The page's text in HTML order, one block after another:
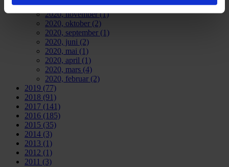
2020, desember(3)
2020, november(1)
2020, oktober (2)
2020, september (1)
2020, juni (2)
2020, mai (1)
2020, april (1)
2020, mars (4)
2020, februar (2)
2019 (77)
2018 (91)
2017 (141)
2016 (185)
2015 (35)
2014 (3)
2013 (1)
2012 (1)
2011 (3)